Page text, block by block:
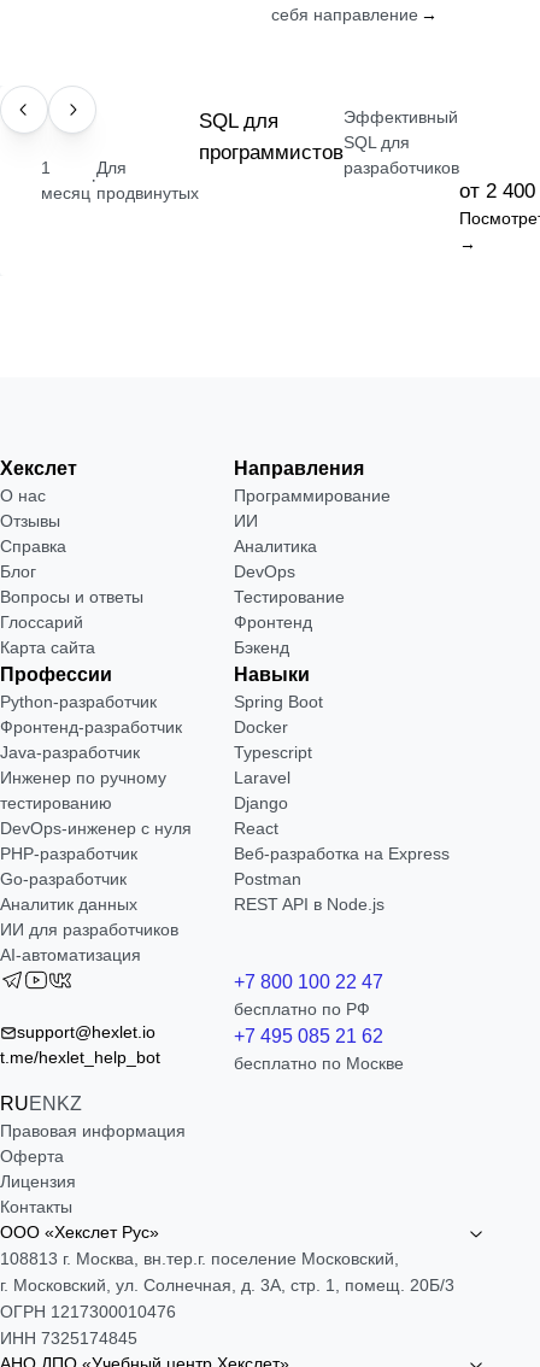
себя направление →
НАВЫК
1
месяц
·
Для
продвинутых
SQL для
программистов
Эффективный
SQL для
разработчиков
от 2
→
Хекслет
О нас
Отзывы
Справка
Блог
Вопросы и ответы
Глоссарий
Карта сайта
Направления
Программирование
ИИ
Аналитика
DevOps
Тестирование
Фронтенд
Бэкенд
Профессии
Python-разработчик
Фронтенд-разработчик
Java-разработчик
Инженер по ручному
тестированию
DevOps-инженер с нуля
РНР-разработчик
Go-разработчик
Аналитик данных
ИИ для разработчиков
AI-автоматизация
Навыки
Spring Boot
Docker
Typescript
Laravel
Django
React
Веб-разработка на Express
Postman
REST API в Node.js
support@hexlet.io
t.me/hexlet_help_bot
RUEN KZ
+7 800 100 22 47
бесплатно по РФ
+7 495 085 21 62
бесплатно по Москве
Правовая информация
Оферта
Лицензия
Контакты
ООО «Хекслет Рус»
108813 г. Москва, вн.тер.г. поселение Московский,
г. Московский, ул. Солнечная, д. 3А, стр. 1, помещ. 20Б/3
ОГРН 1217300010476
ИНН 7325174845